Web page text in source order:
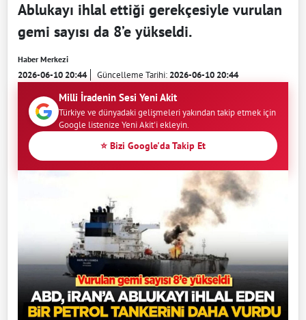
Ablukayı ihlal ettiği gerekçesiyle vurulan
gemi sayısı da 8’e yükseldi.
Haber Merkezi
2026-06-10 20:44 Güncelleme Tarihi:2026-06-10 20:44
Milli İradenin Sesi Yeni Akit
Türkiye ve dünyadaki gelişmeleri yakından takip etmek için
Google listenize Yeni Akit'i ekleyin.
⭐ Bizi Google'da Takip Et